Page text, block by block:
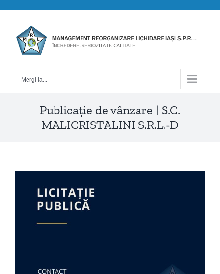
content
Mergi la...
Publicație de vânzare | S.C.
MALICRISTALINI S.R.L.-D
Larger